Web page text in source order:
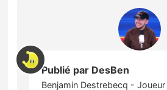
Publié par DesBen
Benjamin Destrebecq - Joueur